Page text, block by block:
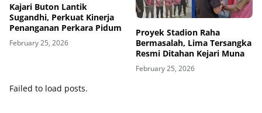
Kajari Buton Lantik
Sugandhi, Perkuat Kinerja
Penanganan Perkara Pidum
February 25, 2026
Proyek Stadion Raha
Bermasalah, Lima Tersangka
Resmi Ditahan Kejari Muna
February 25, 2026
Failed to load posts.